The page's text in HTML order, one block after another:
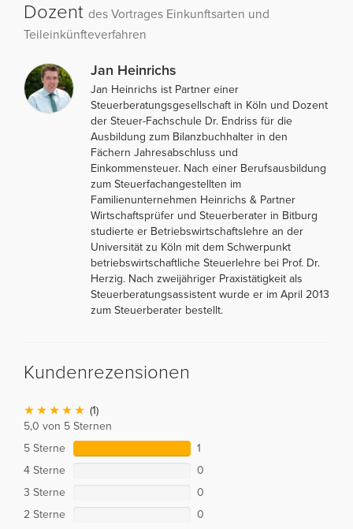
Dozent des Vortrages Einkunftsarten und
Teileinkünfteverfahren
Jan Heinrichs
Jan Heinrichs ist Partner einer
Steuerberatungsgesellschaft in Köln und Dozent
der Steuer-Fachschule Dr. Endriss für die
Ausbildung zum Bilanzbuchhalter in den
Fächern Jahresabschluss und
Einkommensteuer. Nach einer Berufsausbildung
zum Steuerfachangestellten im
Familienunternehmen Heinrichs & Partner
Wirtschaftsprüfer und Steuerberater in Bitburg
studierte er Betriebswirtschaftslehre an der
Universität zu Köln mit dem Schwerpunkt
betriebswirtschaftliche Steuerlehre bei Prof. Dr.
Herzig. Nach zweijähriger Praxistätigkeit als
Steuerberatungsassistent wurde er im April 2013
zum Steuerberater bestellt.
Kundenrezensionen
(1)
5,0 von 5 Sternen
5 Sterne
1
4 Sterne
0
3 Sterne
0
2 Sterne
0